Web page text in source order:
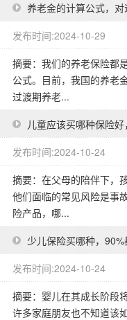
养老金的计算公式，
发布时间:2024-10-29
摘要：我们的养老保险都
公式。目前，我国的养老
过渡期养老...
儿童应该买哪种保险
发布时间:2024-10-24
摘要：在父母的陪伴下，
他们面临的常见风险是事
险产品，哪...
少儿保险买哪种，
发布时间:2024-10-24
摘要：婴儿在其成长阶段
许多家庭朋友也不知道该